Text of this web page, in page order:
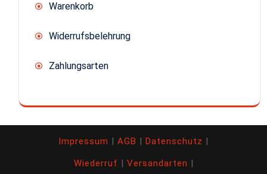
Warenkorb
Widerrufsbelehrung
Zahlungsarten
Impressum | AGB | Datenschutz |
Wiederruf | Versandarten |